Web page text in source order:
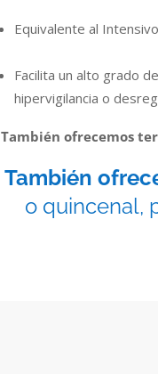
Equivalente al
Facilita un alto grado
hipervigilancia o
También ofrecemos
También
o quincenal,